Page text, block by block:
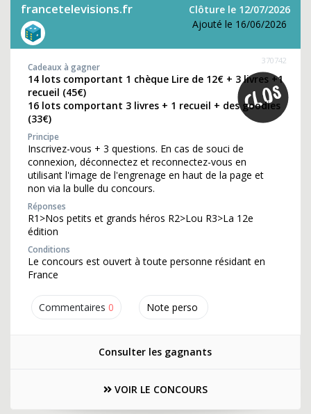
francetelevisions.fr
Clôture le 12/07/2026
Ajouté le 16/06/2026
Commentaires 0 Note perso
370742
Cadeaux à gagner
14 lots comportant 1 chèque Lire de 12€ + 3 livres +1
recueil (45€)
16 lots comportant 3 livres + 1 recueil + des goodies
(33€)
Principe
Inscrivez-vous + 3 questions. En cas de souci de
connexion, déconnectez et reconnectez-vous en
utilisant l'image de l'engrenage en haut de la page et
non via la bulle du concours.
Réponses
R1>Nos petits et grands héros R2>Lou R3>La 12e
édition
Conditions
Le concours est ouvert à toute personne résidant en
France
Consulter les gagnants
VOIR LE CONCOURS